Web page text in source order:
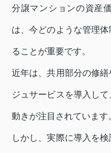
分譲マンションの資産
は、今どのような管理
ることが重要です。
近年は、共用部分の修
ジュサービスを導入し
動きが注目されています
しかし、実際に導入を